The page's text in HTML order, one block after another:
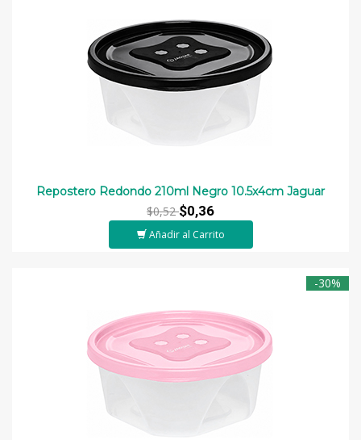
Repostero Redondo 210ml Negro 10.5x4cm Jaguar
$0,52$0,36
Añadir al Carrito
-30%